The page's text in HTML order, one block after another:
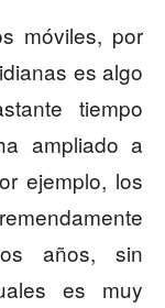
móviles, por
es algo
tiempo
ampliado a
ejemplo, los
años, sin
es muy